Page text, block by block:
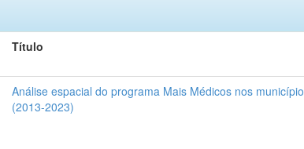
Título
Análise espacial do programa Mais Médicos nos
(2013-2023)